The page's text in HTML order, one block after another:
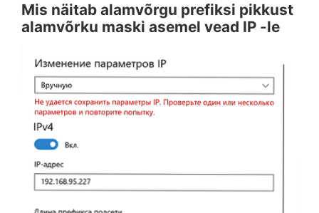
Mis näitab alamvõrgu prefiksi pikkust
alamvõrku maski asemel vead IP -le